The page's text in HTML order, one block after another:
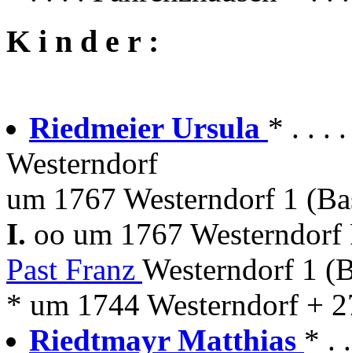
K i n d e r :
Riedmeier Ursula * . . .
Westerndorf
um 1767 Westerndorf 1
I. oo um 1767
Past Franz Westerndorf 1
* um 1744 Westerndorf +
Riedtmayr Matthias * .